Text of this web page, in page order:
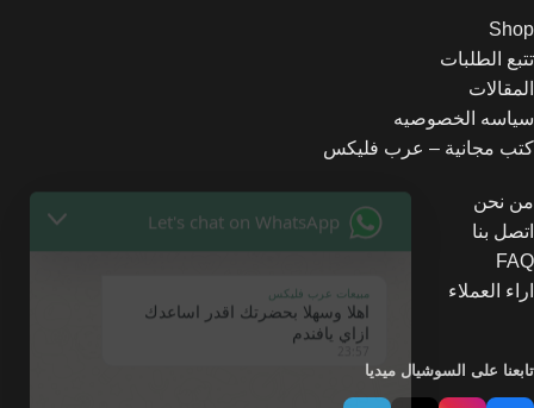
Shop
تتبع الطلبات
المقالات
سياسه الخصوصيه
كتب مجانية – عرب فليكس
من نحن
اتصل بنا
FAQ
اراء العملاء
تابعنا على السوشيال ميديا
اهلا وسهلا بحضرتك اقدر اساعدك
ازاي يافندم
23:57